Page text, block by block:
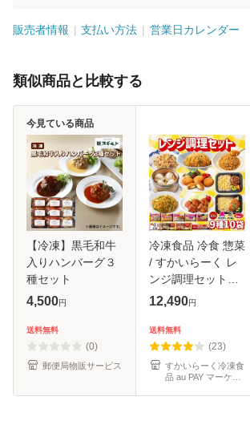
販売者情報 支払い方法 営業日カレンダー
類似商品と比較する
【冷凍】黒毛和牛
入りハンバーグ３
種セット
4,500円
送料無料
(0)
郵便局物販サービス
今見ている商品
冷凍食品 冷食 惣菜
/ すかいらーく レ
ンジ調理セット（9
種10袋）/ お惣菜
理 簡単調理 温める
だけ おかず 弁当
グルメ
12,490円
送料無料
(23)
すかいらーく冷凍食
品 au PAY マーケッ